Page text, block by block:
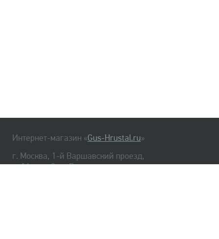
Интернет-магазин «Gus-Hrustal.ru»
г. Москва, 1-й Варшавский проезд,
д. 1А, стр. 3, м. Варшавская